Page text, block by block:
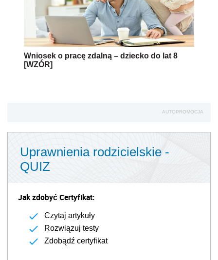
Wniosek o pracę zdalną – dziecko do lat 8
[WZÓR]
AUTOPROMOCJA
Uprawnienia rodzicielskie -
QUIZ
Jak zdobyć Certyfikat:
Czytaj artykuły
Rozwiązuj testy
Zdobądź certyfikat